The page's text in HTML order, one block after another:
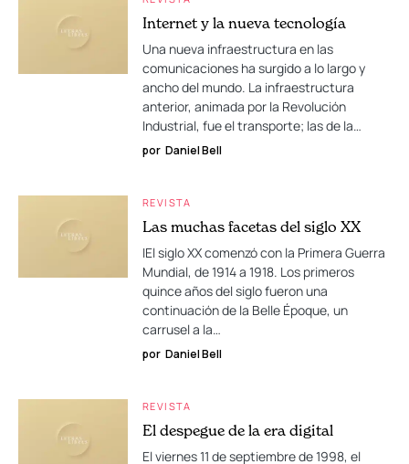
Internet y la nueva tecnología
Una nueva infraestructura en las
comunicaciones ha surgido a lo largo y
ancho del mundo. La infraestructura
anterior, animada por la Revolución
Industrial, fue el transporte; las de la…
por Daniel Bell
REVISTA
Las muchas facetas del siglo XX
IEl siglo XX comenzó con la Primera Guerra
Mundial, de 1914 a 1918. Los primeros
quince años del siglo fueron una
continuación de la Belle Époque, un
carrusel a la…
por Daniel Bell
REVISTA
El despegue de la era digital
El viernes 11 de septiembre de 1998, el